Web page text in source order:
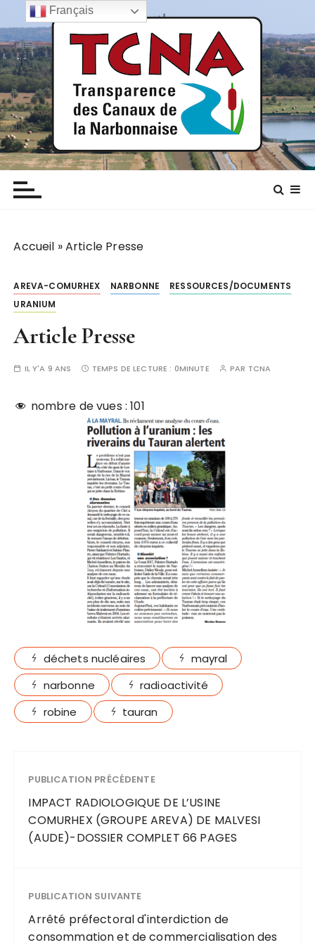
a
s
s
e
r
a
u
c
o TCNA NARBONNE
Transparence des canaux de la narbonnaise
Accueil »Article Presse
AREVA-COMURHEX NARBONNE
RESSOURCES/DOCUMENTS
URANIUM
Article Presse
IL Y'A 9 ANS TEMPS DE LECTURE : 0MINUTE PAR TCNA
nombre de vues : 101
déchets nucléaires
mayral
narbonne
radioactivité
robine
tauran
PUBLICATION PRÉCÉDENTE
IMPACT RADIOLOGIQUE DE L’USINE
COMURHEX (GROUPE AREVA) DE MALVESI
(AUDE)-DOSSIER COMPLET 66 PAGES
PUBLICATION SUIVANTE
Arrêté préfectoral d'interdiction de
consommation et de commercialisation des
Français